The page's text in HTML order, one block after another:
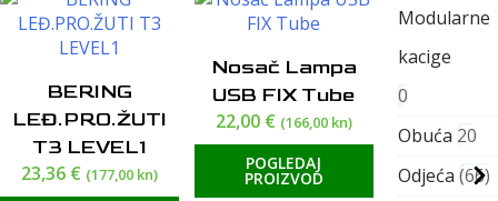
BERING
LEĐ.PRO.ŽUTI
T3 LEVEL1
23,36 € (177,00 kn)
Nosač Lampa
USB FIX Tube
22,00 € (166,00 kn)
POGLEDAJ
PROIZVOD
Modularne
kacige
0
Obuća 20
Odjeća 66